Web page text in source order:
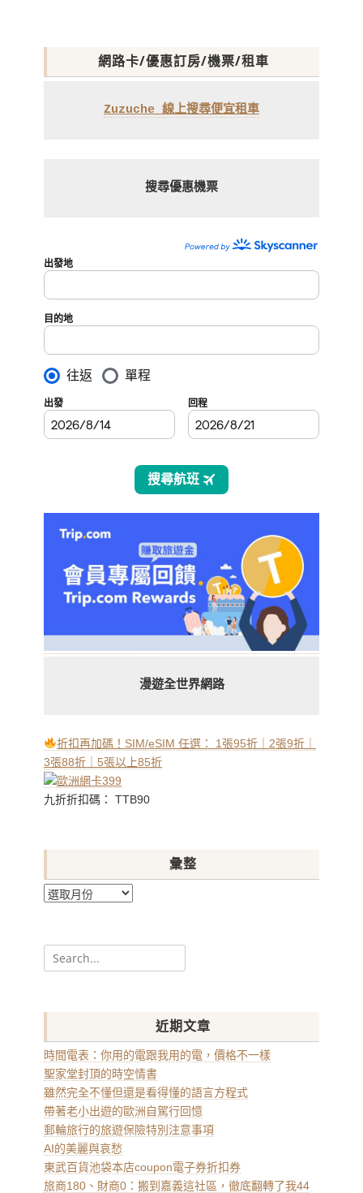
網路卡/優惠訂房/機票/租車
Zuzuche 線上搜尋便宜租車
搜尋優惠機票
漫遊全世界網路
折扣再加碼！SIM/eSIM 任選： 1張95折｜2張9折｜
3張88折｜5張以上85折
九折折扣碼： TTB90
彙整
彙
Search
for:
近期文章
時間電表：你用的電跟我用的電，價格不一樣
聖家堂封頂的時空情書
雖然完全不懂但還是看得懂的語言方程式
帶著老小出遊的歐洲自駕行回憶
郵輪旅行的旅遊保險特別注意事項
AI的美麗與哀愁
東武百貨池袋本店coupon電子券折扣券
旅商180、財商0：搬到嘉義這社區，徹底翻轉了我44